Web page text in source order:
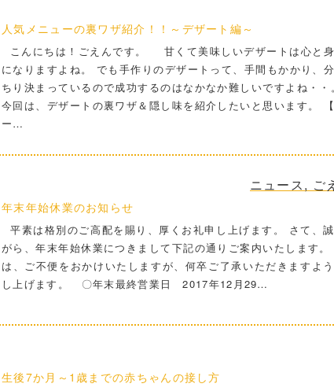
人気メニューの裏ワザ紹介！！～デザート編～
こんにちは！ごえんです。 甘くて美味しいデザートは心と
になりますよね。 でも手作りのデザートって、手間もかかり、
ちり決まっているので成功するのはなかなか難しいですよね・
今回は、デザートの裏ワザ＆隠し味を紹介したいと思います。
ー…
ニュース, ご
年末年始休業のお知らせ
平素は格別のご高配を賜り、厚くお礼申し上げます。 さて、
がら、年末年始休業につきまして下記の通りご案内いたします。
は、ご不便をおかけいたしますが、何卒ご了承いただきますよ
し上げます。 〇年末最終営業日 2017年12月29…
生後7か月～1歳までの赤ちゃんの接し方